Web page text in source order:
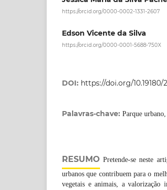
https://orcid.org/0000-0002-1331-2607
Edson Vicente da Silva
https://orcid.org/0000-0001-5688-750X
DOI: https://doi.org/10.19180/
Palavras-chave: Parque
RESUMO Pretende-se neste
urbanos que contribuem para o
vegetais e animais, a valorização